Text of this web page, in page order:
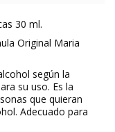
30 ml.
Original Maria
según la
su uso. Es la
que quieran
Adecuado para